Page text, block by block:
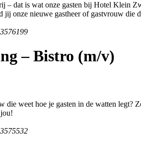
– dat is wat onze gasten bij Hotel Klein
onze nieuwe gastheer of gastvrouw die
– Bistro (m/v)
die weet hoe je gasten in de watten